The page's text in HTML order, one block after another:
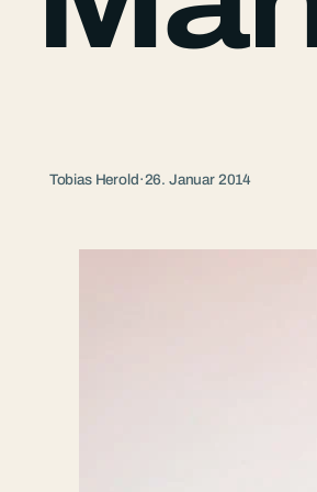
Tobias Herold·26. Januar 2014